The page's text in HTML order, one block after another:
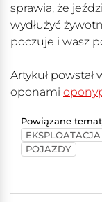
sprawia, że
wydłużyć
poczuje i wasz
Artykuł powstał
oponami
Powiązane
POJAZDY